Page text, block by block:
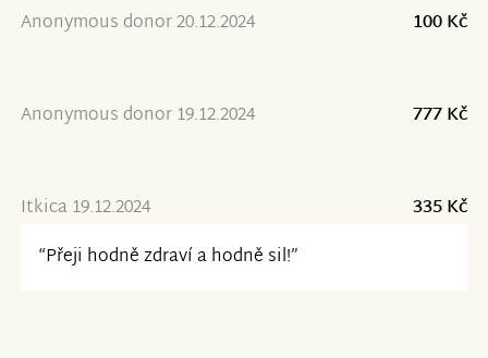
Anonymous donor 20.12.2024 100 Kč
Anonymous donor 19.12.2024 777 Kč
Itkica 19.12.2024
335 Kč
“Přeji hodně zdraví a hodně sil!”